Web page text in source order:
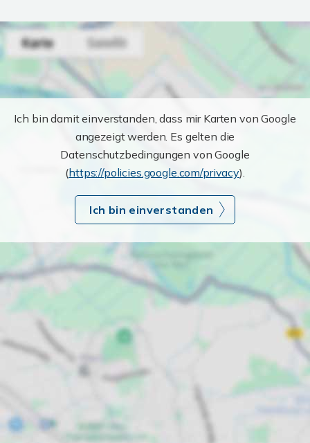
Ich bin damit einverstanden, dass mir Karten von Google
angezeigt werden. Es gelten die
Datenschutzbedingungen von Google
(https://policies.google.com/privacy).
Ich bin einverstanden